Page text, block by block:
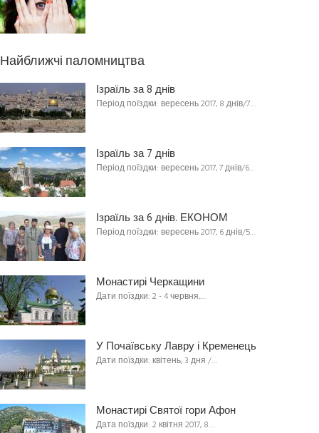
Найближчі паломництва
Ізраїль за 8 днів
Період поїздки: вересень 2017, 8 днів/7…
Ізраїль за 7 днів
Період поїздки: вересень 2017, 7 днів/6…
Ізраїль за 6 днів. ЕКОНОМ
Період поїздки: вересень 2017, 6 днів/5…
Монастирі Черкащини
Дати поїздки: 2 - 4 червня,…
У Почаївську Лавру і Кременець
Дати поїздки: квітень, 3 дня /…
Монастирі Святої гори Афон
Дата поїздки: 2 квітня 2017, 8…